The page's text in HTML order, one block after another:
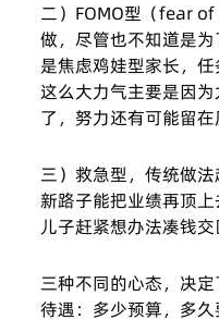
二）FOMO型（fear
做，尽管也不知道是
是焦虑鸡娃型家长，
这么大力气主要是因
了，努力还有可能留在
三）救急型，传统做
新路子能把业绩再顶
儿子赶紧想办法凑钱交
三种不同的心态，决
待遇：多少预算，多久